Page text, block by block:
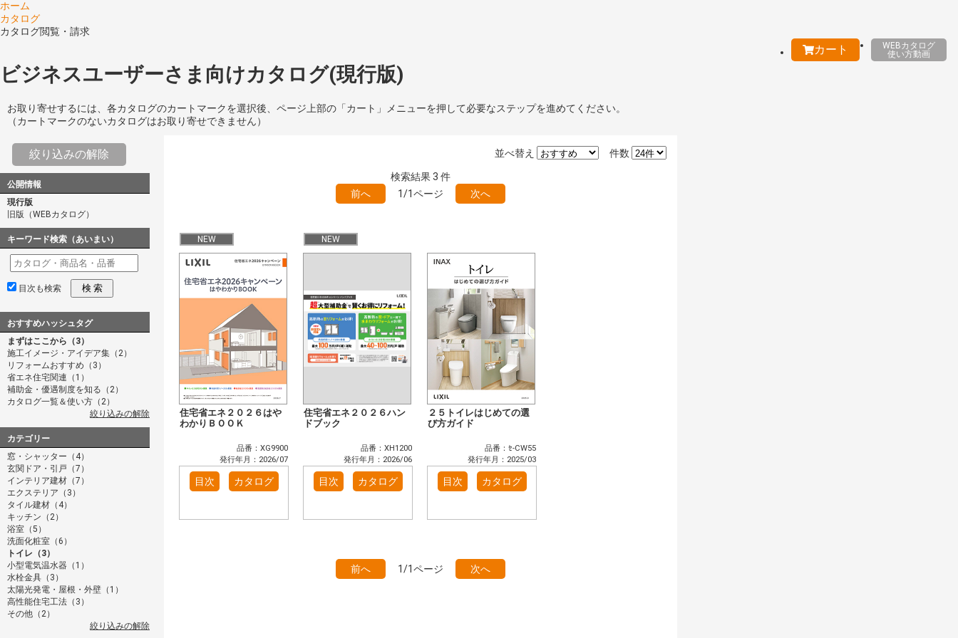
ホーム
カタログ
カタログ閲覧・請求
カート
WEBカタログ
使い方動画
ビジネスユーザーさま向けカタログ(現行版)
お取り寄せするには、各カタログのカートマークを選択後、ページ上部の「カート」メニューを押して必要なステップを進めてください。
（カートマークのないカタログはお取り寄せできません）
絞り込みの解除
公開情報
現行版
旧版（WEBカタログ）
キーワード検索（あいまい）
目次も検索 検 索
おすすめハッシュタグ
まずはここから（3）
施工イメージ・アイデア集（2）
リフォームおすすめ（3）
省エネ住宅関連（1）
補助金・優遇制度を知る（2）
カタログ一覧＆使い方（2）
絞り込みの解除
カテゴリー
窓・シャッター（4）
玄関ドア・引戸（7）
インテリア建材（7）
エクステリア（3）
タイル建材（4）
キッチン（2）
浴室（5）
洗面化粧室（6）
トイレ（3）
小型電気温水器（1）
水栓金具（3）
太陽光発電・屋根・外壁（1）
高性能住宅工法（3）
その他（2）
絞り込みの解除
件数
並べ替え
検索結果3 件
前へ
1/1ページ 次へ
NEW
住宅省エネ２０２６はや
わかりＢＯＯＫ
品番：XG9900
発行年月：2026/07
目次 カタログ
NEW
住宅省エネ２０２６ハン
ドブック
品番：XH1200
発行年月：2026/06
目次 カタログ
２５トイレはじめての選
び方ガイド
品番：ｾ-CW55
発行年月：2025/03
目次 カタログ
前へ 1/1ページ 次へ